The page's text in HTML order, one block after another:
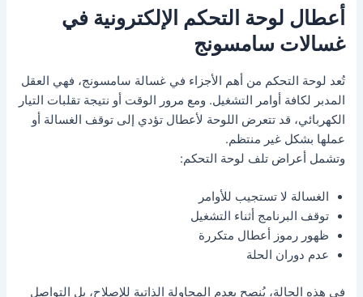
أعطال لوحة التحكم الإلكترونية في
غسالات سامسونج
تُعد لوحة التحكم من أهم الأجزاء في غسالة سامسونج، فهي العقل
المدبر لكافة أوامر التشغيل. ومع مرور الوقت أو نتيجة تقلبات التيار
الكهربائي، قد تتعرض اللوحة لأعطال تؤدي إلى توقف الغسالة أو
عملها بشكل غير منتظم.
وتشمل أعراض تلف لوحة التحكم:
الغسالة لا تستجيب للأوامر
توقف البرنامج أثناء التشغيل
ظهور رموز أعطال متكررة
عدم دوران الحلة
في هذه الحالة، يُنصح بعدم المحاولة الذاتية للإصلاح، بل التواصل